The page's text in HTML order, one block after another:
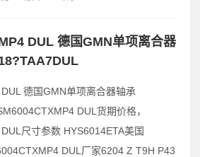
DUL 德国GMN单项离合器
德国GMN单项离合器轴承
DUL货期价格，
尺寸参数 HYS6014ETA美国
DUL厂家6204 Z T9H P43